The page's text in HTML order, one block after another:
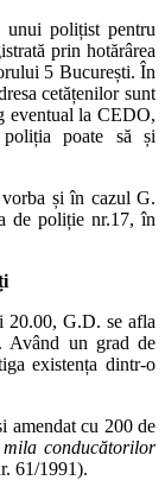
unui polițist pentru
prin hotărârea
5 București. În
cetățenilor sunt
eventual la CEDO,
poate să și
și în cazul G.
de poliție nr.17, în
20.00, G.D. se afla
Având un grad de
existența dintr-o
amendat cu 200 de
conducătorilor
61/1991).